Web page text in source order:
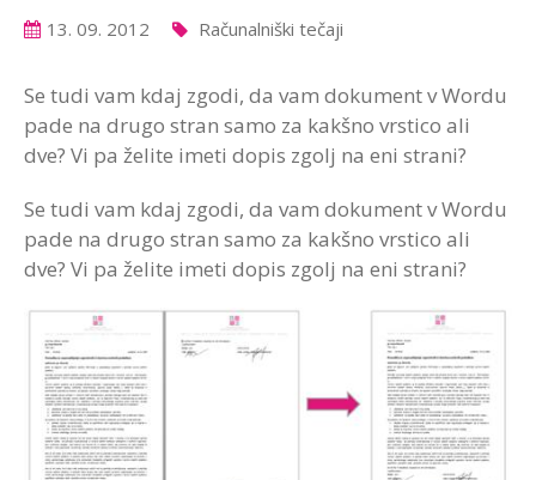
13. 09. 2012 Računalniški tečaji
Se tudi vam kdaj zgodi, da vam dokument v Wordu
pade na drugo stran samo za kakšno vrstico ali
dve? Vi pa želite imeti dopis zgolj na eni strani?
Se tudi vam kdaj zgodi, da vam dokument v Wordu
pade na drugo stran samo za kakšno vrstico ali
dve? Vi pa želite imeti dopis zgolj na eni strani?